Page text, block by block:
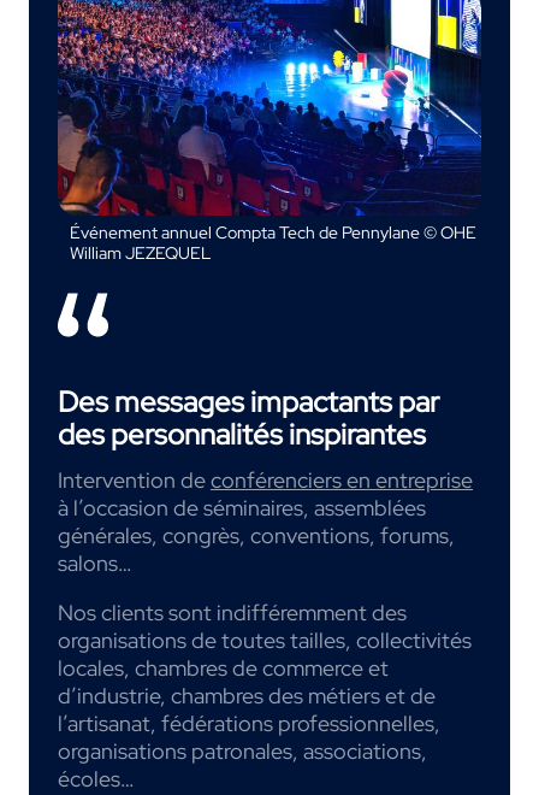
Événement annuel Compta Tech de Pennylane © OHE
William JEZEQUEL
Des messages impactants par
des personnalités inspirantes
Intervention deconférenciers en entreprise
à l’occasion de séminaires, assemblées
générales, congrès, conventions, forums,
salons…
Nos clients sont indifféremment des
organisations de toutes tailles, collectivités
locales, chambres de commerce et
d’industrie, chambres des métiers et de
l’artisanat, fédérations professionnelles,
organisations patronales, associations,
écoles…